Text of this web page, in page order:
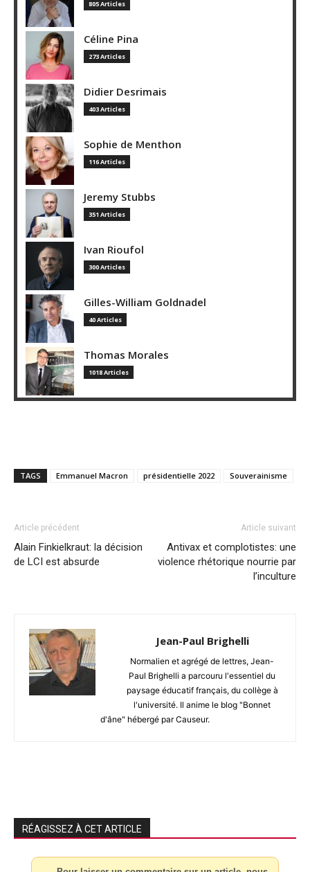
805 Articles
Céline Pina
273 Articles
Didier Desrimais
403 Articles
Sophie de Menthon
116 Articles
Jeremy Stubbs
351 Articles
Ivan Rioufol
300 Articles
Gilles-William Goldnadel
40 Articles
Thomas Morales
1018 Articles
TAGS Emmanuel Macron présidentielle 2022 Souverainisme
Article précédent
Alain Finkielkraut: la décision
de LCI est absurde
Article suivant
Antivax et complotistes: une
violence rhétorique nourrie par
l’inculture
Jean-Paul Brighelli
Normalien et agrégé de lettres, Jean-
Paul Brighelli a parcouru l'essentiel du
paysage éducatif français, du collège à
l'université. Il anime le blog "Bonnet
d'âne" hébergé par Causeur.
RÉAGISSEZ À CET ARTICLE